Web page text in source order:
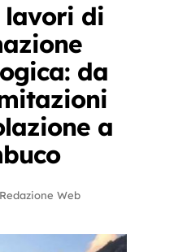
lavori di
da
a
Redazione Web